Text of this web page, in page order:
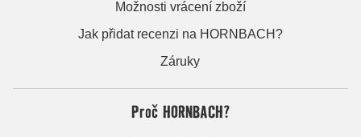
Možnosti vrácení zboží
Jak přidat recenzi na HORNBACH?
Záruky
Proč HORNBACH?